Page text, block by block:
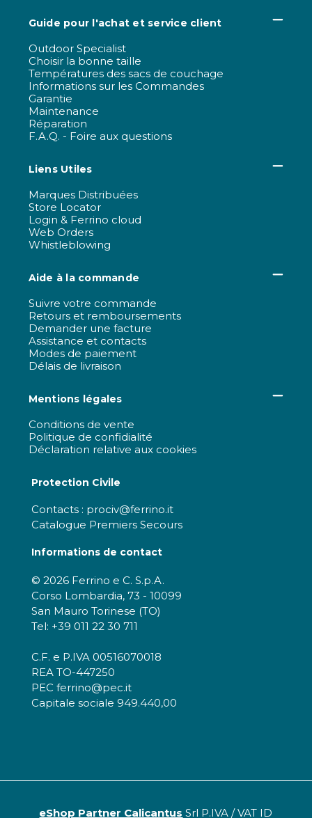
Guide pour l'achat et service client
Outdoor Specialist
Choisir la bonne taille
Températures des sacs de couchage
Informations sur les Commandes
Garantie
Maintenance
Réparation
F.A.Q. - Foire aux questions
Liens Utiles
Marques Distribuées
Store Locator
Login & Ferrino cloud
Web Orders
Whistleblowing
Aide à la commande
Suivre votre commande
Retours et remboursements
Demander une facture
Assistance et contacts
Modes de paiement
Délais de livraison
Mentions légales
Conditions de vente
Politique de confidialité
Déclaration relative aux cookies
Protection Civile
Contacts : prociv@ferrino.it
Catalogue Premiers Secours
Informations de contact
© 2026 Ferrino e C. S.p.A.
Corso Lombardia, 73 - 10099
San Mauro Torinese (TO)
Tel: +39 011 22 30 711
C.F. e P.IVA 00516070018
REA TO-447250
PEC ferrino@pec.it
Capitale sociale 949.440,00
eShop Partner Calicantus Srl P.IVA / VAT ID